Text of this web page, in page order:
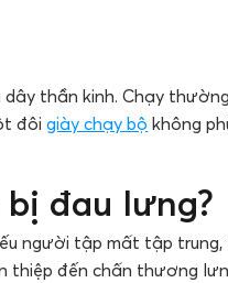
thần kinh. Chạy
đôigiày chạy bộ không
đau lưng?
người tập mất tập trung,
thiệp đến chấn thương